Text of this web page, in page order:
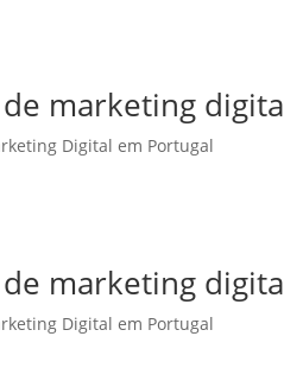
marketing
Digital em Portugal
de marketing
Digital em Portugal